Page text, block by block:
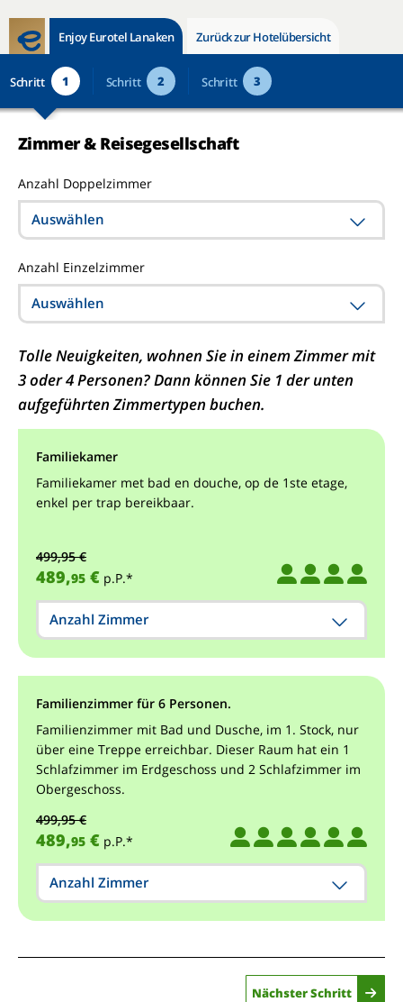
Enjoy Eurotel Lanaken Zurück zur Hotelübersicht
Schritt 1 Schritt 2 Schritt 3
Zimmer & Reisegesellschaft
Anzahl Doppelzimmer
Auswählen
Anzahl Einzelzimmer
Auswählen
Tolle Neuigkeiten, wohnen Sie in einem Zimmer mit
3 oder 4 Personen? Dann können Sie 1 der unten
aufgeführten Zimmertypen buchen.
Familiekamer
Familiekamer met bad en douche, op de 1ste etage,
enkel per trap bereikbaar.
499,95 €
489,95 € p.P.*
Anzahl Zimmer
Familienzimmer für 6 Personen.
Familienzimmer mit Bad und Dusche, im 1. Stock, nur
über eine Treppe erreichbar. Dieser Raum hat ein 1
Schlafzimmer im Erdgeschoss und 2 Schlafzimmer im
Obergeschoss.
499,95 €
489,95 € p.P.*
Anzahl Zimmer
Nächster Schritt